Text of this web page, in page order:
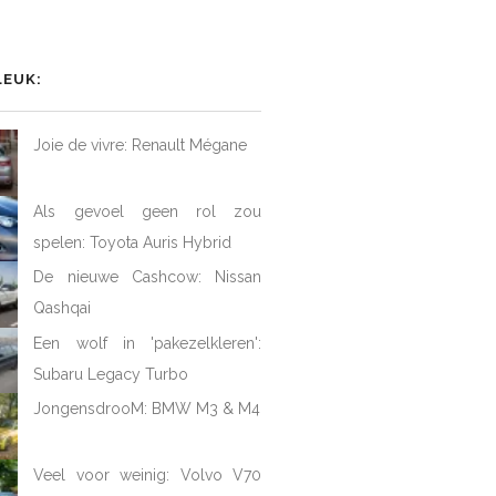
op
Joie de vivre: Renault Mégane
Als gevoel geen rol zou
spelen: Toyota Auris Hybrid
De nieuwe Cashcow: Nissan
Qashqai
Een wolf in 'pakezelkleren':
Subaru Legacy Turbo
JongensdrooM: BMW M3 & M4
Veel voor weinig: Volvo V70